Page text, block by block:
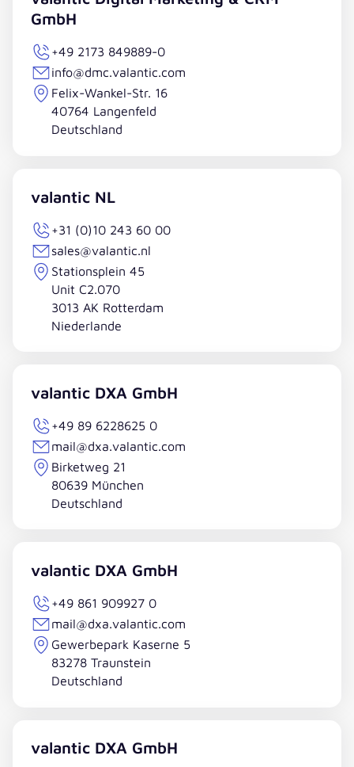
GmbH
+49 2173 849889-0
info@dmc.valantic.com
Felix-Wankel-Str. 16
40764 Langenfeld
Deutschland
valantic NL
+31 (0)10 243 60 00
sales@valantic.nl
Stationsplein 45
Unit C2.070
3013 AK Rotterdam
Niederlande
valantic DXA GmbH
+49 89 6228625 0
mail@dxa.valantic.com
Birketweg 21
80639 München
Deutschland
valantic DXA GmbH
+49 861 909927 0
mail@dxa.valantic.com
Gewerbepark Kaserne 5
83278 Traunstein
Deutschland
valantic DXA GmbH